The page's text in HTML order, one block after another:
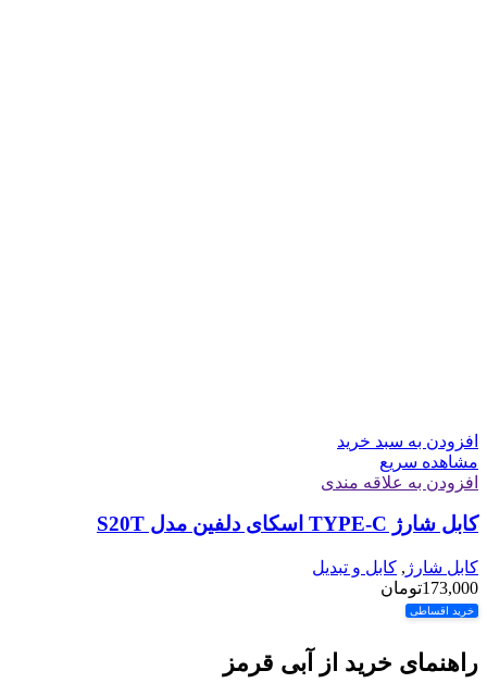
افزودن به سبد خرید
مشاهده سریع
افزودن به علاقه مندی
کابل شارژ TYPE-C اسکای دلفین مدل S20T
کابل شارژ , کابل و تبدیل
173,000تومان
خرید اقساطی
راهنمای خرید از آبی قرمز